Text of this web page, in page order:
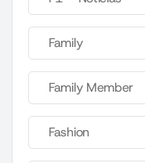
Family
Family Member
Fashion